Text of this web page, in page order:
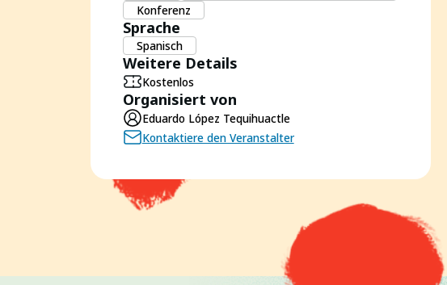
Konferenz
Sprache
Spanisch
Weitere Details
Kostenlos
Organisiert von
Eduardo López Tequihuactle
Kontaktiere den Veranstalter